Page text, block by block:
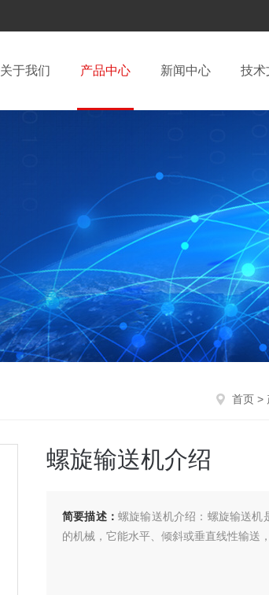
关于我们 产品中心 新闻中心 技术
首页 >
螺旋输送机介绍
简要描述： 螺旋输送机介绍：螺旋输送机
的机械，它能水平、倾斜或垂直线性输送